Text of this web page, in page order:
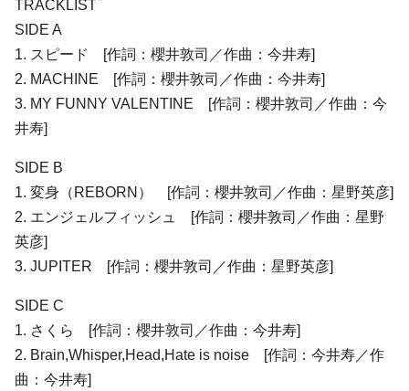
TRACKLIST
SIDE A
1. スピード [作詞：櫻井敦司／作曲：今井寿]
2. MACHINE [作詞：櫻井敦司／作曲：今井寿]
3. MY FUNNY VALENTINE [作詞：櫻井敦司／作曲：今
井寿]
SIDE B
1. 変身（REBORN） [作詞：櫻井敦司／作曲：星野英彦]
2. エンジェルフィッシュ [作詞：櫻井敦司／作曲：星野
英彦]
3. JUPITER [作詞：櫻井敦司／作曲：星野英彦]
SIDE C
1. さくら [作詞：櫻井敦司／作曲：今井寿]
2. Brain,Whisper,Head,Hate is noise [作詞：今井寿／作
曲：今井寿]